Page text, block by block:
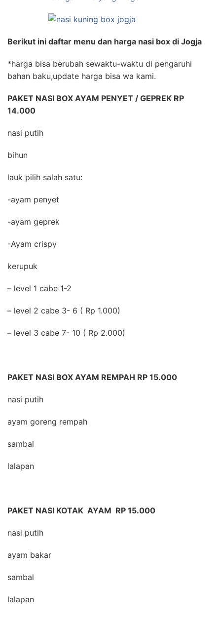
Berikut ini daftar menu dan harga nasi box di Jogja
*harga bisa berubah sewaktu-waktu di pengaruhi
bahan baku,update harga bisa wa kami.
PAKET NASI BOX AYAM PENYET / GEPREK RP
14.000
nasi putih
bihun
lauk pilih salah satu:
-ayam penyet
-ayam geprek
-Ayam crispy
kerupuk
– level 1 cabe 1-2
– level 2 cabe 3- 6 ( Rp 1.000)
– level 3 cabe 7- 10 ( Rp 2.000)
PAKET NASI BOX AYAM REMPAH RP 15.000
nasi putih
ayam goreng rempah
sambal
lalapan
PAKET NASI KOTAK AYAM RP 15.000
nasi putih
ayam bakar
sambal
lalapan